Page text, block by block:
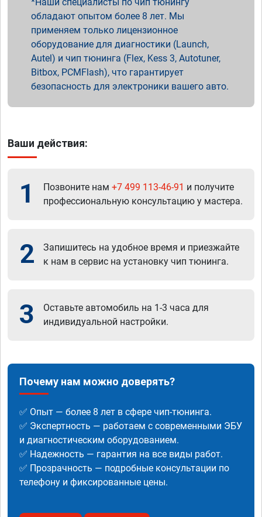
обладают опытом более 8 лет. Мы
применяем только лицензионное
оборудование для диагностики (Launch,
Autel) и чип тюнинга (Flex, Kess 3, Autotuner,
Bitbox, PCMFlash), что гарантирует
безопасность для электроники вашего авто.
Ваши действия:
1 Позвоните нам +7 499 113-46-91 и получите
профессиональную консультацию у мастера.
2
Запишитесь на удобное время и приезжайте
к нам в сервис на установку чип тюнинга.
3
Оставьте автомобиль на 1-3 часа для
индивидуальной настройки.
Почему нам можно доверять?
✅ Опыт — более 8 лет в сфере чип-тюнинга.
✅ Экспертность — работаем с современными ЭБУ
и диагностическим оборудованием.
✅ Надежность — гарантия на все виды работ.
✅ Прозрачность — подробные консультации по
телефону и фиксированные цены.